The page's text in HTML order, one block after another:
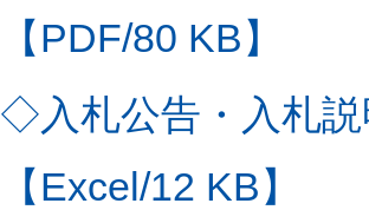
【PDF/80 KB】
◇入札公告・入札
【Excel/12 KB】